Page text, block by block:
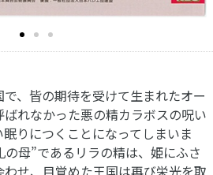
、皆の期待を受けて生まれたオー
れなかった悪の精カラボスの呪い
りにつくことになってしまいま
母”であるリラの精は、姫にふさ
せ、目覚めた王国は再び栄光を取